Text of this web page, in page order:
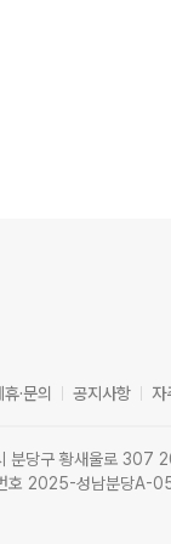
·문의 공지사항 자
분당구 황새울로 307
번호 2025-성남분